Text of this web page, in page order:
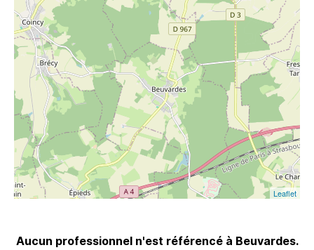
Leaflet
Aucun professionnel n'est référencé à Beuvardes.